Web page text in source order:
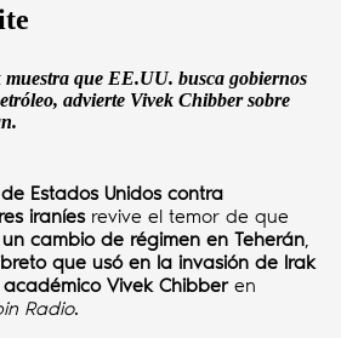
que EE.UU. busca gobiernos
advierte Vivek Chibber sobre
Estados Unidos contra
iraníesrevive el temor de que
cambio de régimen en Teherán,
que usó en la invasión de Irak
Vivek Chibberen
Radio.